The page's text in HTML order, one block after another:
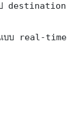
destination
บ real-time